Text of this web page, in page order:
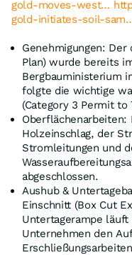
gold-moves-west…
gold-initiates-soil-
Genehmigungen:
Plan) wurde bereits
Bergbauministerium
folgte die wichtige
(Category 3 Permit to
Holzeinschlag, der
Stromleitungen und
abgeschlossen.
Aushub &
Einschnitt (Box Cut
Untertagerampe läuft
Unternehmen den